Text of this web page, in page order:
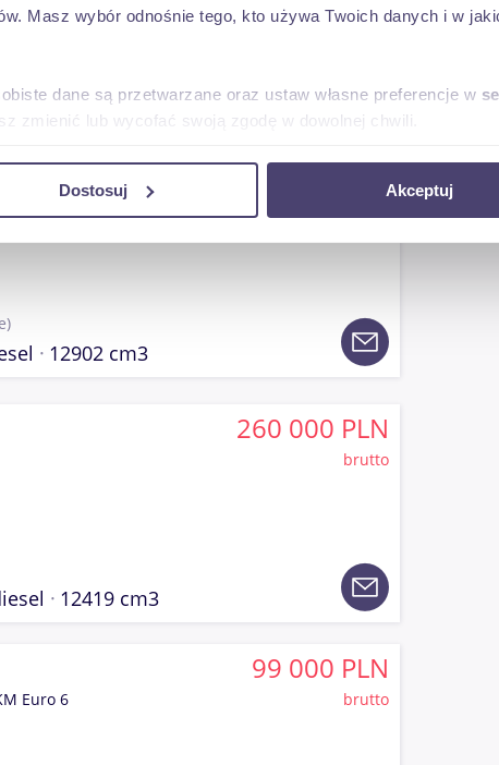
Masz wybór odnośnie tego, kto używa Twoich danych i w
dane są przetwarzane oraz ustaw własne preferencje w
zmienić lub wycofać swoją zgodę w dowolnej chwili.
z naszej witryny, udostępniamy partnerom
Dostosuj Akceptuj
12809 cm3
127 300 PLN
netto
12902 cm3
260 000 PLN
brutto
12419 cm3
Euro 6
99 000 PLN
brutto